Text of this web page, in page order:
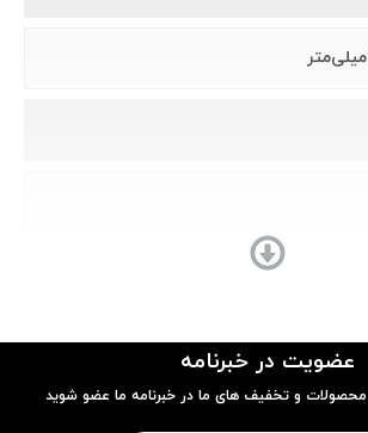
عضویت در خبرنامه
محصولات و تخفیف های ما در خبرنامه ما عضو شوید